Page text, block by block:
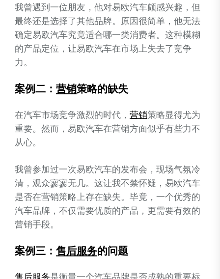
我曾遇到一位朋友，他对易欧汽车颇感兴趣，但
最终还是选择了其他品牌。原因很简单，他无法
确定易欧汽车究竟适合哪一类消费者。这种模糊
的产品定位，让易欧汽车在市场上失去了竞争
力。
案例二： 营销策略的缺失
在汽车市场竞争激烈的时代， 营销策略显得尤为
重要。然而，易欧汽车在营销方面似乎有些力不
从心。
我曾参加过一次易欧汽车的发布会，现场气氛冷
清，观众寥寥无几。这让我不禁怀疑，易欧汽车
是否在营销策略上存在缺失。毕竟，一个优秀的
汽车品牌，不仅需要优质的产品，更需要有效的
营销手段。
案例三： 售后服务的问题